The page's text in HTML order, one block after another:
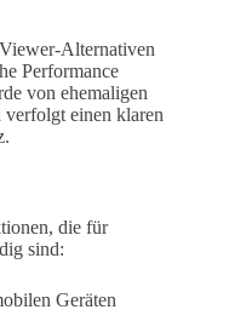
Alternativen
Performance
von ehemaligen
einen klaren
die für
sind:
Geräten